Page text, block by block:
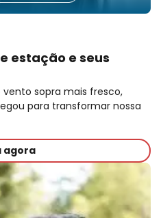
estação e seus
sopra mais fresco,
para transformar nossa
agora